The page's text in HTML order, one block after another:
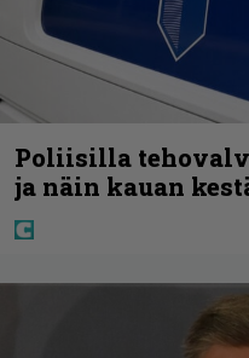
Poliisilla
ja näin kauan